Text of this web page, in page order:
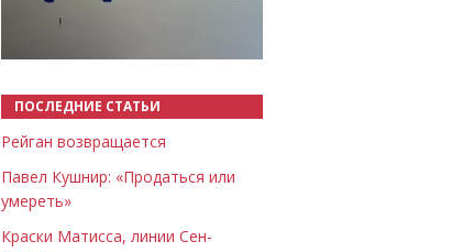
ПОСЛЕДНИЕ СТАТЬИ
Рейган возвращается
Павел Кушнир: «Продаться или
умереть»
Краски Матисса, линии Сен-